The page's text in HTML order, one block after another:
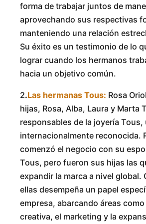
forma de trabajar juntos de
aprovechando sus respectivas
manteniendo una relación
Su éxito es un testimonio de lo
lograr cuando los hermanos
hacia un objetivo común.
2.Las hermanas Tous: Rosa
hijas, Rosa, Alba, Laura y Marta
responsables de la joyería Tous,
internacionalmente reconocida.
comenzó el negocio con su
Tous, pero fueron sus hijas las
expandir la marca a nivel global.
ellas desempeña un papel
empresa, abarcando áreas
creativa, el marketing y la